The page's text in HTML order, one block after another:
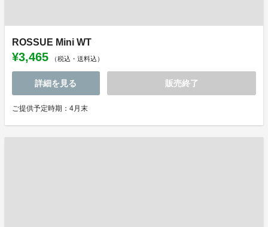
ROSSUE Mini WT
¥3,465 （税込・送料込）
詳細を見る 販売終了
ご提供予定時期：4月末